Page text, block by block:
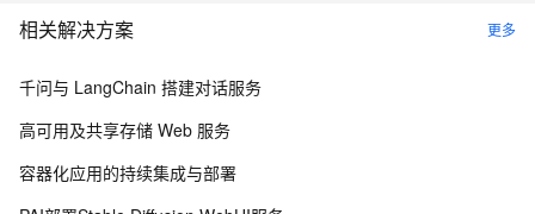
相关解决方案 更多
千问与 LangChain 搭建对话服务
高可用及共享存储 Web 服务
容器化应用的持续集成与部署